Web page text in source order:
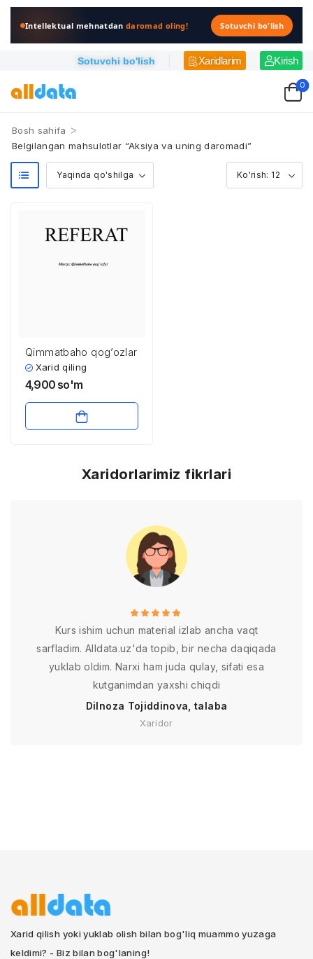
Intellektual mehnatdandaromad oling! Sotuvchi bo'lish
Sotuvchi bo'lish Xaridlarim Kirish
0
Bosh sahifa >
Belgilangan mahsulotlar “Aksiya va uning daromadi”
Qimmatbaho qog’ozlar
Xarid qiling
4,900 so'm
Xaridorlarimiz fikrlari
Kurs ishim uchun material izlab ancha vaqt
sarfladim. Alldata.uz'da topib, bir necha daqiqada
yuklab oldim. Narxi ham juda qulay, sifati esa
kutganimdan yaxshi chiqdi
Dilnoza Tojiddinova, talaba
Xaridor
Xarid qilish yoki yuklab olish bilan bog'liq muammo yuzaga
keldimi? - Biz bilan bog'laning!